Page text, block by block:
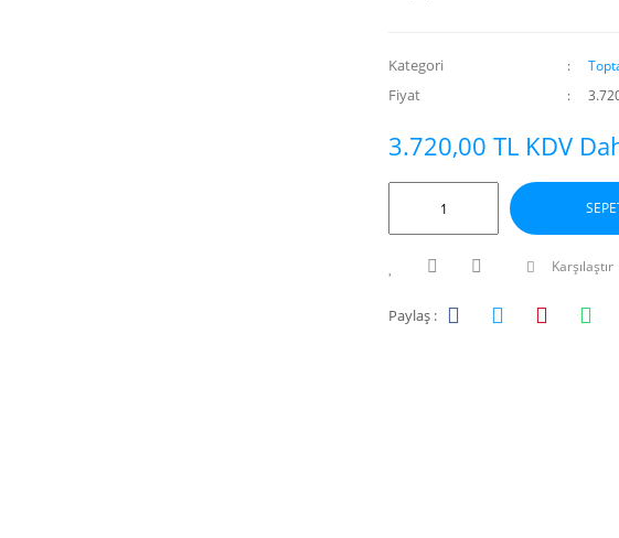
Kategori
Fiyat
3.720,00 TL KDV
Karşılaştır
Paylaş :